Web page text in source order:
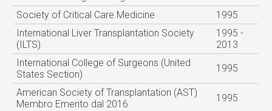
Society of Critical Care Medicine
1995
International Liver Transplantation Society
(ILTS)
1995 -
2013
International College of Surgeons (United
States Section)
1995
American Society of Transplantation (AST)
Membro Emerito dal 2016
1995